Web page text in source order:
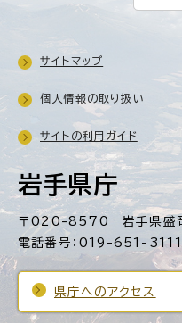
岩手県庁
〒020-8570 岩手県盛
電話番号：019-651-3111
県庁へのアクセス
サイトマップ
個人情報の取り扱い
サイトの利用ガイド